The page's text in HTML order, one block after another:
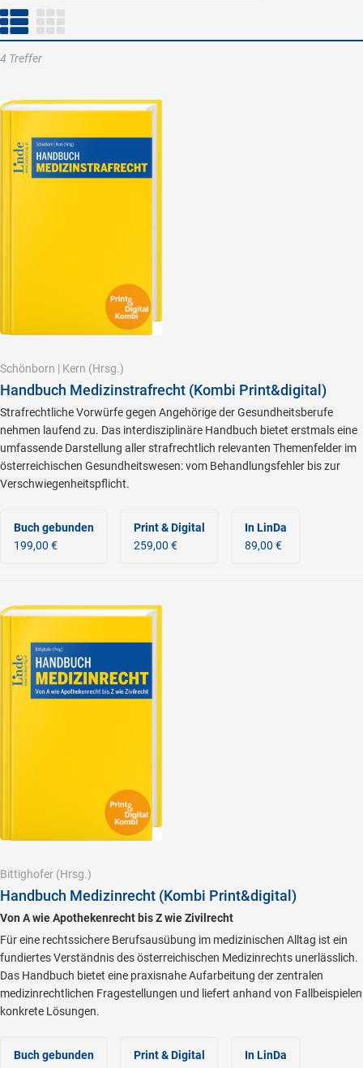
4 Treffer
Schönborn | Kern (Hrsg.)
Handbuch Medizinstrafrecht (Kombi Print&digital)
Strafrechtliche Vorwürfe gegen Angehörige der Gesundheitsberufe
nehmen laufend zu. Das interdisziplinäre Handbuch bietet erstmals eine
umfassende Darstellung aller strafrechtlich relevanten Themenfelder im
österreichischen Gesundheitswesen: vom Behandlungsfehler bis zur
Verschwiegenheitspflicht.
Buch gebunden
199,00 €
Print & Digital
259,00 €
In LinDa
89,00 €
Bittighofer (Hrsg.)
Handbuch Medizinrecht (Kombi Print&digital)
Von A wie Apothekenrecht bis Z wie Zivilrecht
Für eine rechtssichere Berufsausübung im medizinischen Alltag ist ein
fundiertes Verständnis des österreichischen Medizinrechts unerlässlich.
Das Handbuch bietet eine praxisnahe Aufarbeitung der zentralen
medizinrechtlichen Fragestellungen und liefert anhand von Fallbeispielen
konkrete Lösungen.
Buch gebunden
Print & Digital
In LinDa